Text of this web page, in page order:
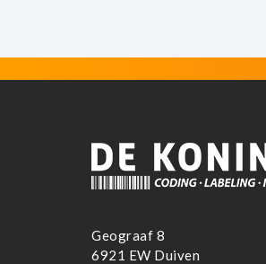
Geograaf 8
6921 EW Duiven